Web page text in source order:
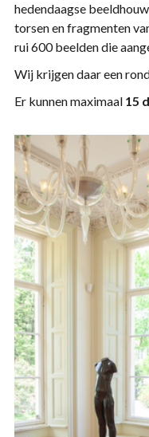
hedendaagse
torsen en fragmenten
rui 600 beelden die
Wij krijgen daar een
Er kunnen maximaal 15